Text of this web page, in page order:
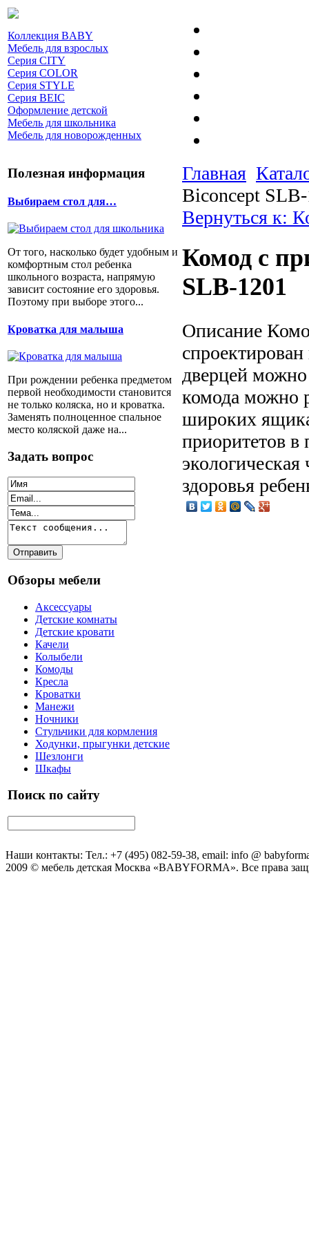
Коллекция BABY
Мебель для взрослых
Серия CITY
Серия COLOR
Серия STYLE
Серия BEIC
Оформление детской
Мебель для школьника
Мебель для новорожденных
Полезная информация
Выбираем стол для…
От того, насколько будет удобным и
комфортным стол ребенка
школьного возраста, напрямую
зависит состояние его здоровья.
Поэтому при выборе этого...
Кроватка для малыша
При рождении ребенка предметом
первой необходимости становится
не только коляска, но и кроватка.
Заменять полноценное спальное
место коляской даже на...
Задать вопрос
Обзоры мебели
Аксессуары
Детские комнаты
Детские кровати
Качели
Колыбели
Комоды
Кресла
Кроватки
Манежи
Ночники
Стульчики для кормления
Ходунки, прыгунки детские
Шезлонги
Шкафы
Поиск по сайту
Главная
Biconcept
Вернуться к:
Комод с
SLB-1201
Описание
дверцей
комода можно
широких
приоритетов в
экологическая
здоровья
Наши контакты: Тел.: +7 (495) 082-59-38, email: info @
2009 © мебель детская Москва «BABYFORMA». Все права